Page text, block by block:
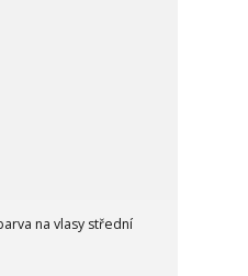
na vlasy střední